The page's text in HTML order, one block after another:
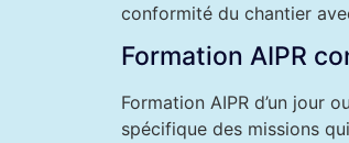
conformité du chantier
Formation AIPR
Formation AIPR d’un jour
spécifique des missions